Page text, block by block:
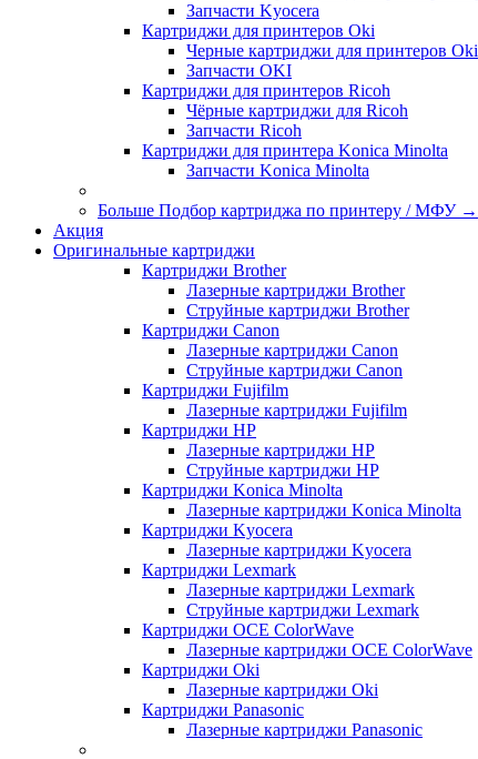
Запчасти Kyocera
Картриджи для принтеров Oki
Черные картриджи для принтеров Oki
Запчасти OKI
Картриджи для принтеров Ricoh
Чёрные картриджи для Ricoh
Запчасти Ricoh
Картриджи для принтера Konica Minolta
Запчасти Koniсa Minolta
Больше Подбор картриджа по принтеру / МФУ →
Акция
Оригинальные картриджи
Картриджи Brother
Лазерные картриджи Brother
Струйные картриджи Brother
Картриджи Canon
Лазерные картриджи Canon
Струйные картриджи Canon
Картриджи Fujifilm
Лазерные картриджи Fujifilm
Картриджи HP
Лазерные картриджи HP
Струйные картриджи HP
Картриджи Konica Minolta
Лазерные картриджи Konica Minolta
Картриджи Kyocera
Лазерные картриджи Kyocera
Картриджи Lexmark
Лазерные картриджи Lexmark
Струйные картриджи Lexmark
Картриджи OCE ColorWave
Лазерные картриджи OCE ColorWave
Картриджи Oki
Лазерные картриджи Oki
Картриджи Panasonic
Лазерные картриджи Panasonic